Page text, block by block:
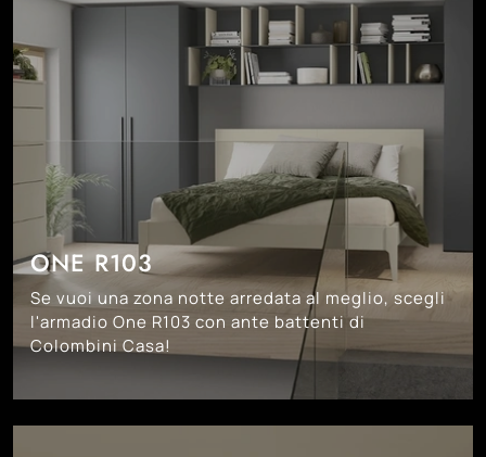
ONE R103
Se vuoi una zona notte arredata al meglio, scegli
l'armadio One R103 con ante battenti di
Colombini Casa!